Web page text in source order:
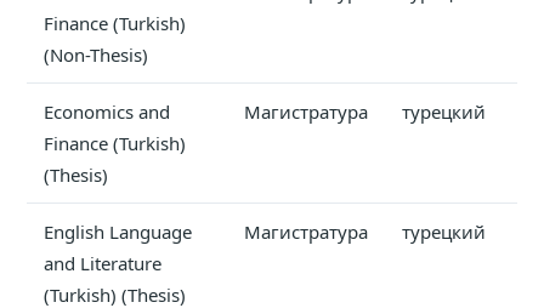
Finance (Turkish)
(Non-Thesis)
Economics and
Finance (Turkish)
(Thesis)
Магистратура турецкий
English Language
and Literature
(Turkish) (Thesis)
Магистратура турецкий